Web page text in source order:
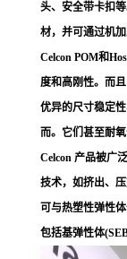
头、安全带卡扣
材，并可通过机
Celcon POM和
度和高刚性。而
优异的尺寸稳定
而。它们甚至耐
Celcon 产品被广
技术，如挤出、
可与热塑性弹性
包括基弹性体